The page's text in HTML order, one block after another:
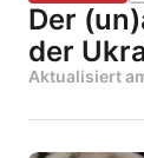
Der
der
Aktualisiert